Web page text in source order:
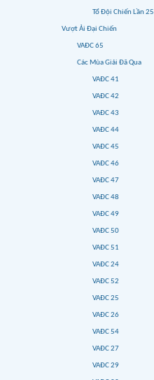
Tổ Đội Chiến Lần 25
Vượt Ải Đại Chiến
VAĐC 65
Các Mùa Giải Đã Qua
VAĐC 41
VAĐC 42
VAĐC 43
VAĐC 44
VAĐC 45
VAĐC 46
VAĐC 47
VAĐC 48
VAĐC 49
VAĐC 50
VAĐC 51
VAĐC 24
VAĐC 52
VAĐC 25
VAĐC 26
VAĐC 54
VAĐC 27
VAĐC 29